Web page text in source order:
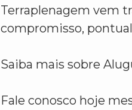
Terraplenagem vem
compromisso,
Saiba mais sobre
Fale conosco hoje